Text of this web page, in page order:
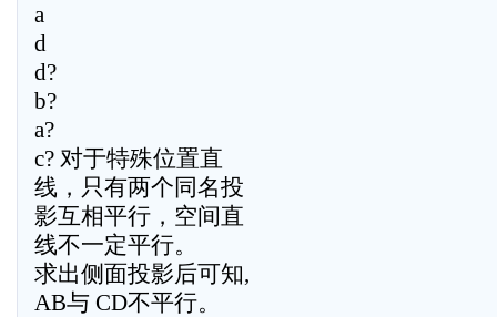
a
d
d?
b?
a?
c? 对于特殊位置直
线，只有两个同名投
影互相平行，空间直
线不一定平行。
求出侧面投影后可知,
AB与 CD不平行。